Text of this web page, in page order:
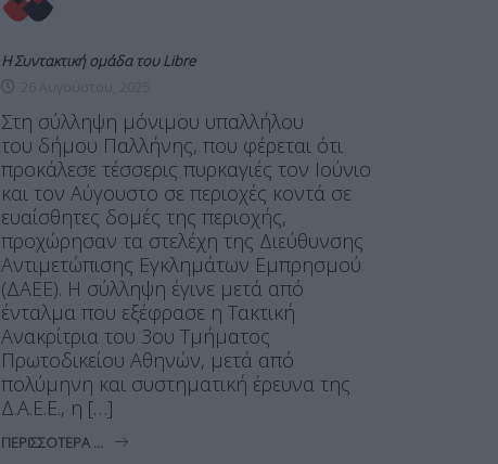
Η Συντακτική ομάδα του Libre
Στη σύλληψη μόνιμου υπαλλήλου
του δήμου Παλλήνης, που φέρεται ότι
προκάλεσε τέσσερις πυρκαγιές τον Ιούνιο
και τον Αύγουστο σε περιοχές κοντά σε
ευαίσθητες δομές της περιοχής,
προχώρησαν τα στελέχη της Διεύθυνσης
Αντιμετώπισης Εγκλημάτων Εμπρησμού
(ΔΑΕΕ). Η σύλληψη έγινε μετά από
ένταλμα που εξέφρασε η Τακτική
Ανακρίτρια του 3ου Τμήματος
Πρωτοδικείου Αθηνών, μετά από
πολύμηνη και συστηματική έρευνα της
Δ.Α.Ε.Ε., η […]
ΠΕΡΙΣΣΌΤΕΡΑ ...